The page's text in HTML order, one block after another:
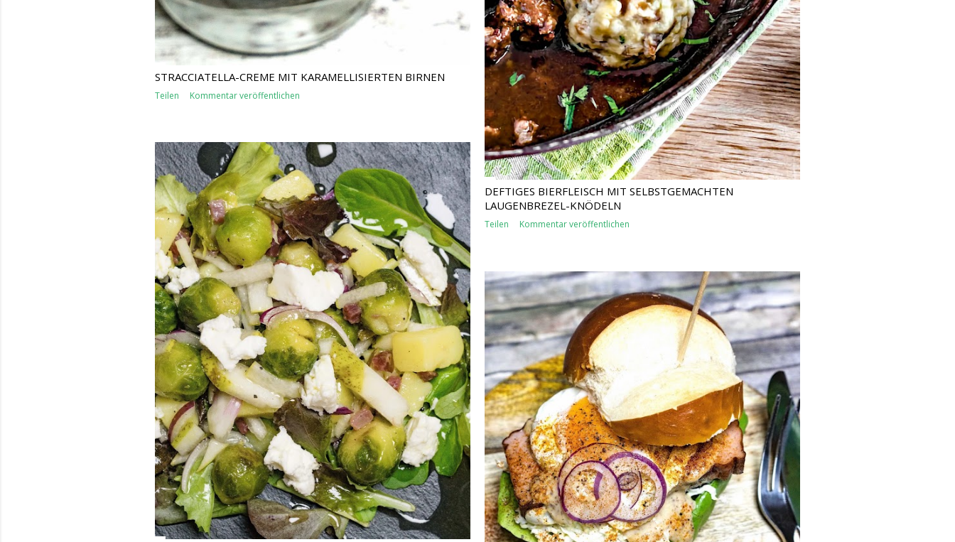
STRACCIATELLA-CREME MIT KARAMELLISIERTEN BIRNEN
Teilen Kommentar veröffentlichen
DEFTIGES BIERFLEISCH MIT SELBSTGEMACHTEN
LAUGENBREZEL-KNÖDELN
Teilen Kommentar veröffentlichen